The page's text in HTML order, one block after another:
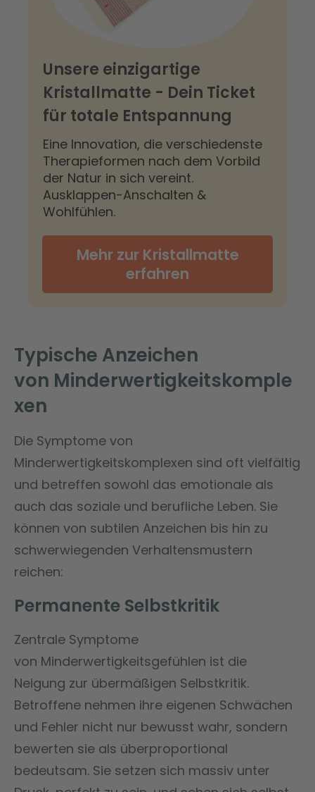
Unsere einzigartige
Kristallmatte - Dein Ticket
für totale Entspannung
Eine Innovation, die verschiedenste
Therapieformen nach dem Vorbild
der Natur in sich vereint.
Ausklappen-Anschalten &
Wohlfühlen.
Mehr zur Kristallmatte
erfahren
Typische Anzeichen
von Minderwertigkeitskomple
xen
Die Symptome von
Minderwertigkeitskomplexen sind oft vielfältig
und betreffen sowohl das emotionale als
auch das soziale und berufliche Leben. Sie
können von subtilen Anzeichen bis hin zu
schwerwiegenden Verhaltensmustern
reichen:
Permanente Selbstkritik
Zentrale Symptome
von Minderwertigkeitsgefühlen ist die
Neigung zur übermäßigen Selbstkritik.
Betroffene nehmen ihre eigenen Schwächen
und Fehler nicht nur bewusst wahr, sondern
bewerten sie als überproportional
bedeutsam. Sie setzen sich massiv unter